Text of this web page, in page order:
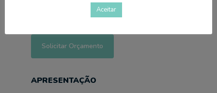
Solicitar Orçamento
APRESENTAÇÃO
Aceitar